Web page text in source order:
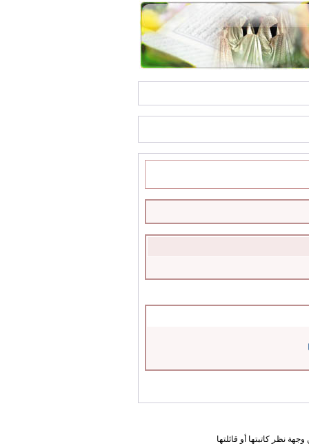
نظر كاتبتها أو قائلتها